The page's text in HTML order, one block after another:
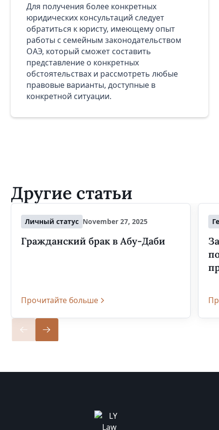
Для получения более конкретных
юридических консультаций следует
обратиться к юристу, имеющему опыт
работы с семейным законодательством
ОАЭ, который сможет составить
представление о конкретных
обстоятельствах и рассмотреть любые
правовые варианты, доступные в
конкретной ситуации.
Другие статьи
Личный статус November 27, 2025
Гражданский брак в Абу-Даби
Прочитайте больше